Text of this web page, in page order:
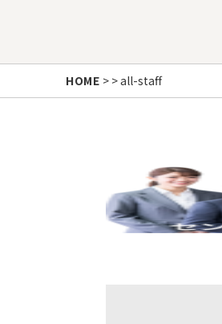
HOME > > all-staff